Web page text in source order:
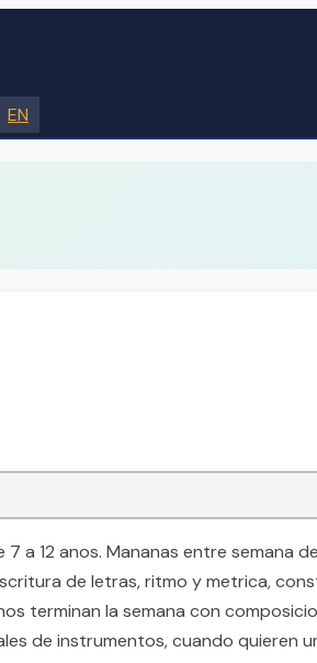
EN
12 anos. Mananas entre semana
de letras, ritmo y metrica,
terminan la semana con
de instrumentos, cuando